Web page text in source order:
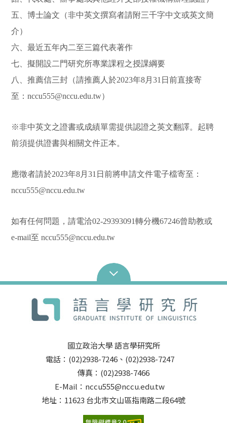
五、博士論文（非中英文撰寫者請附三千字中文或英文簡
介）
六、最近五年內二至三篇代表著作
七、擬開設二門研究所專業課程之授課綱要
八、推薦信三封（請推薦人於2023年8月31 日前直接寄
至：nccu555@nccu.edu.tw）
※非中英文之證書或成績單需提供認證之英文翻譯。起聘
前須提供證書與相關文件正本。
應徵者請於2023年8月31 日前將申請文件電子檔寄至：
nccu555@nccu.edu.tw
如有任何問題，請電洽02-29393091轉分機67246曾助教或
e-mail至 nccu555@nccu.edu.tw
國立政治大學 語言學研究所
電話：(02)2938-7246、(02)2938-7247
傳真：(02)2938-7466
E-Mail：nccu555@nccu.edu.tw
地址：11623 台北市文山區指南路二段64號